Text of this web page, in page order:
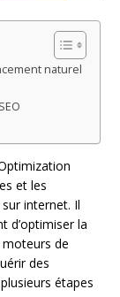
naturel
et les
internet. Il
d’optimiser la
moteurs de
des
étapes